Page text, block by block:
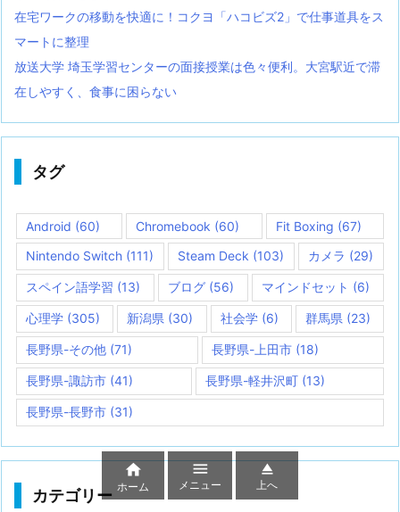
在宅ワークの移動を快適に！コクヨ「ハコビズ2」で仕事道具をス
マートに整理
放送大学 埼玉学習センターの面接授業は色々便利。大宮駅近で滞
在しやすく、食事に困らない
タグ
Android (60) Chromebook (60) Fit Boxing (67)
Nintendo Switch (111) Steam Deck (103) カメラ (29)
スペイン語学習 (13) ブログ (56) マインドセット (6)
心理学 (305) 新潟県 (30) 社会学(6) 群馬県 (23)
長野県-その他 (71) 長野県-上田市(18)
長野県-諏訪市 (41) 長野県-軽井沢町 (13)
長野県-長野市 (31)
カテゴリー

ホーム

メニュー

上へ